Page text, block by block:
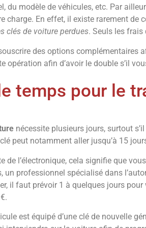
du modèle de véhicules, etc. Par
charge. En effet, il existe rarement de
clés de voiture perdues. Seuls les
des options complémentaires
opération afin d’avoir le double s’il
temps pour le
nécessite plusieurs jours, surtout
peut notamment aller jusqu’à 15
de l’électronique, cela signifie que
un professionnel spécialisé dans
il faut prévoir 1 à quelques jours
est équipé d’une clé de nouvelle